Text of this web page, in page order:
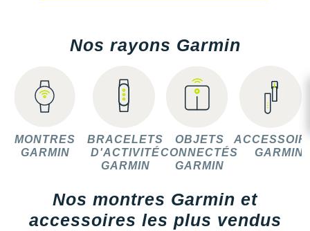
Nos rayons Garmin
MONTRES
GARMIN
BRACELETS
D'ACTIVITÉ
GARMIN
OBJETS
CONNECTÉS
GARMIN
GARMIN
Nos montres Garmin et
accessoires les plus vendus